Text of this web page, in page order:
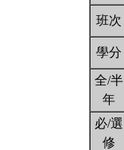
班次
學分
全/半
年
必/選
修